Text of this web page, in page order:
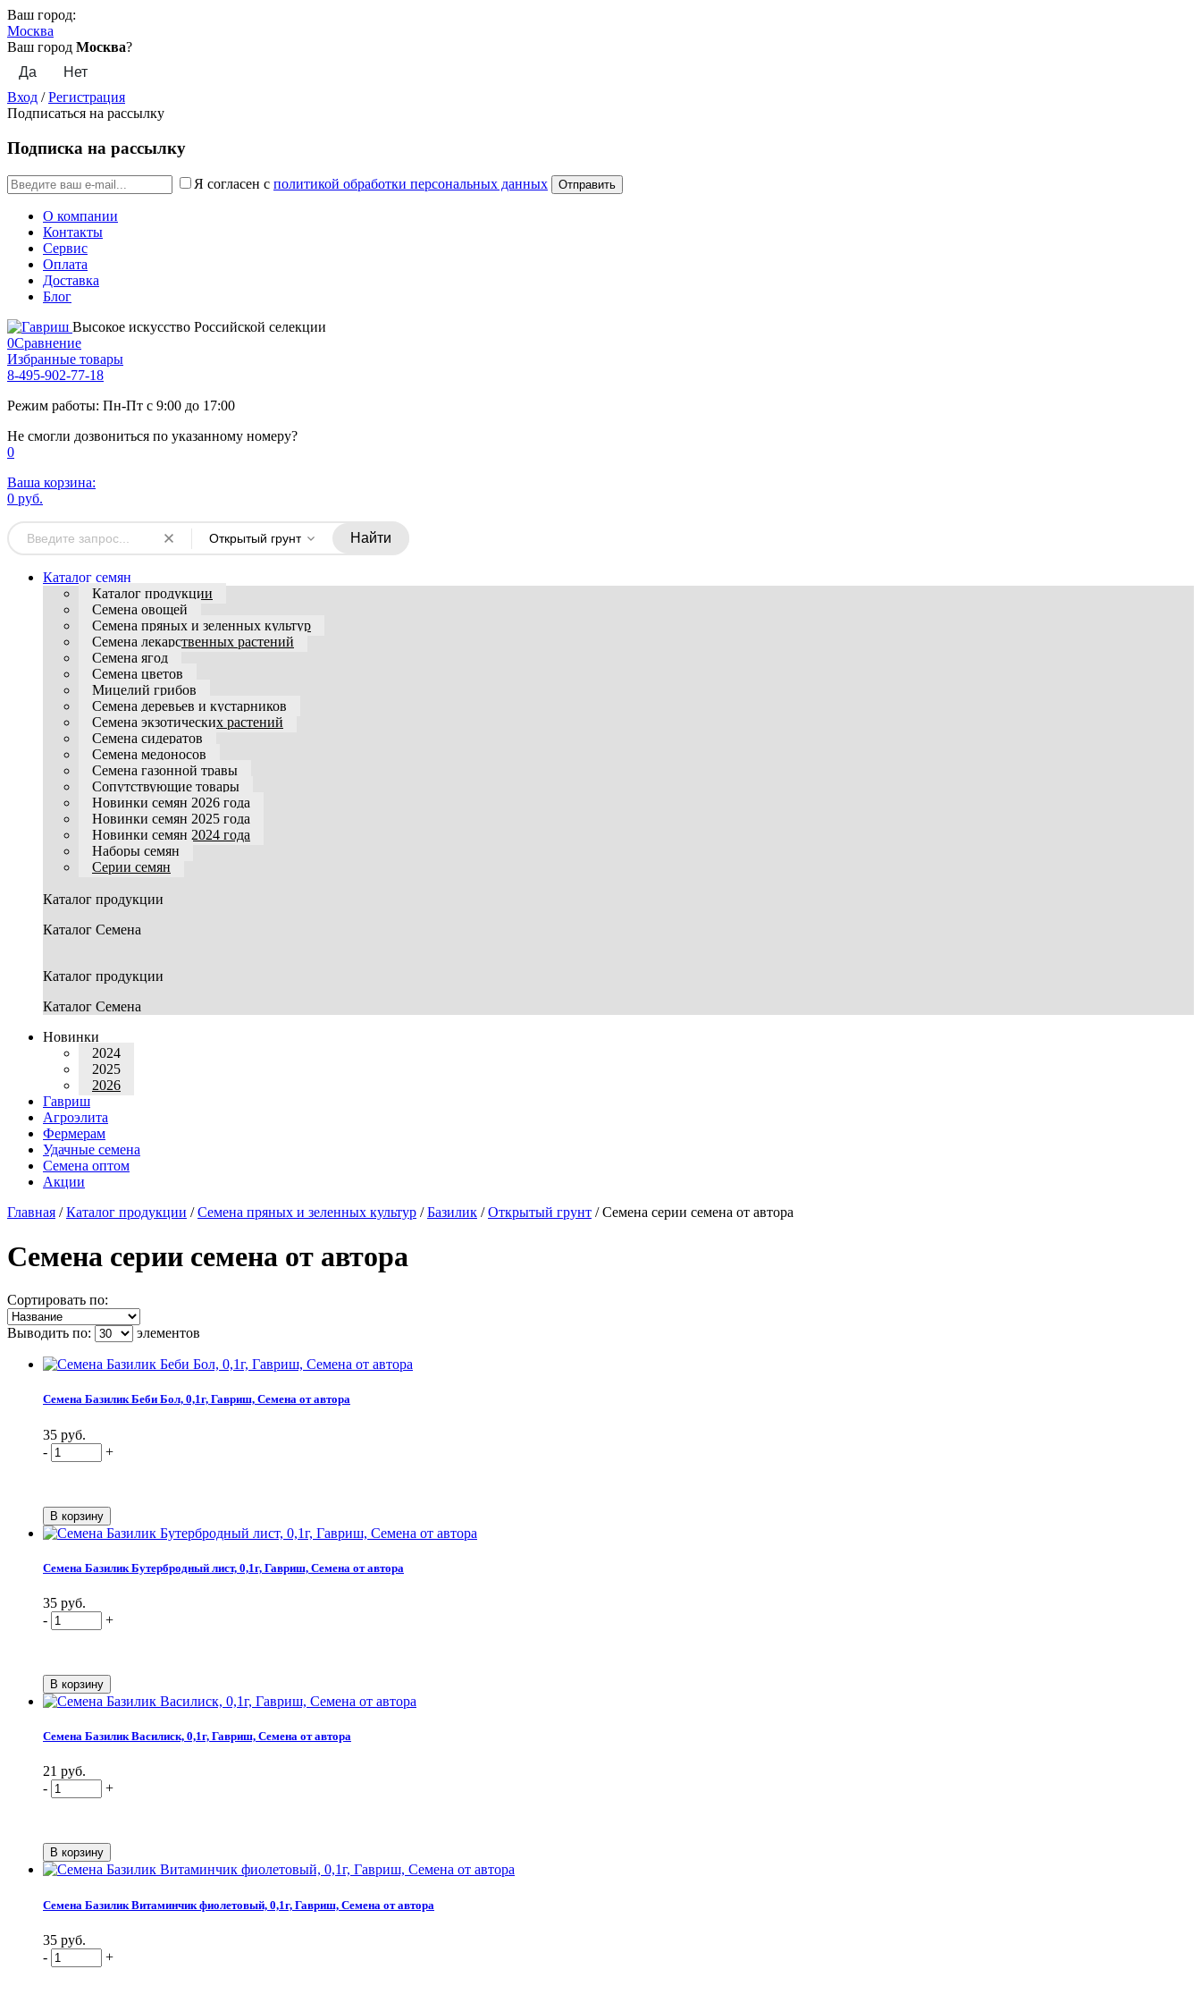
Ваш город:
Москва
Ваш город Москва?
Вход /Регистрация
Подписаться на рассылку
Подписка на рассылку
Я согласен с политикой обработки персональных данных
О компании
Контакты
Сервис
Оплата
Доставка
Блог
Высокое искусство Российской селекции
0Сравнение
Избранные товары
8-495-902-77-18
Режим работы: Пн-Пт с 9:00 до 17:00
Не смогли дозвониться по указанному номеру?
0
Ваша корзина:
0 руб.
Открытый грунт Найти
Каталог семян
Каталог продукции
Семена овощей
Семена пряных и зеленных культур
Семена лекарственных растений
Семена ягод
Семена цветов
Мицелий грибов
Семена деревьев и кустарников
Семена экзотических растений
Семена сидератов
Семена медоносов
Семена газонной травы
Сопутствующие товары
Новинки семян 2026 года
Новинки семян 2025 года
Новинки семян 2024 года
Наборы семян
Серии семян
Каталог продукции
Каталог Семена
Каталог продукции
Каталог Семена
Новинки
2024
2025
2026
Гавриш
Агроэлита
Фермерам
Удачные семена
Семена оптом
Акции
Главная /Каталог продукции /Семена пряных и зеленных культур /Базилик /Открытый грунт /Семена серии семена от автора
Семена серии семена от автора
Сортировать по:
Выводить по: элементов
Семена Базилик Беби Бол, 0,1г, Гавриш, Семена от автора
35 руб.
-
+
Семена Базилик Бутербродный лист, 0,1г, Гавриш, Семена от автора
35 руб.
-
+
Семена Базилик Василиск, 0,1г, Гавриш, Семена от автора
21 руб.
-
+
Семена Базилик Витаминчик фиолетовый, 0,1г, Гавриш, Семена от автора
35 руб.
-
+